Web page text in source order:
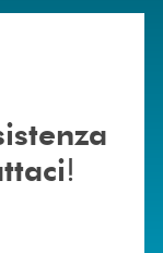
Contattaci !
!